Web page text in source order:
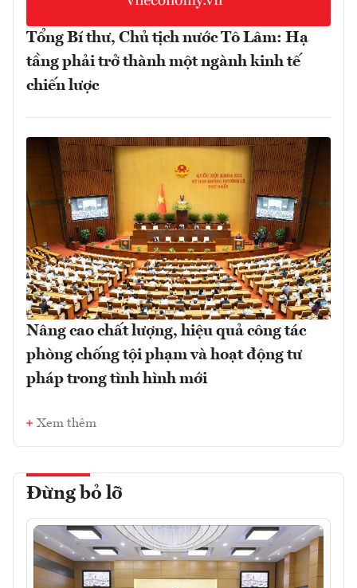
Tổng Bí thư, Chủ tịch nước Tô Lâm: Hạ
tầng phải trở thành một ngành kinh tế
chiến lược
Nâng cao chất lượng, hiệu quả công tác
phòng chống tội phạm và hoạt động tư
pháp trong tình hình mới
Xem thêm
Đừng bỏ lỡ